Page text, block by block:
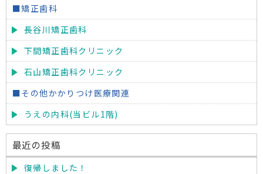
■矯正歯科
長谷川矯正歯科
下間矯正歯科クリニック
石山矯正歯科クリニック
■その他かかりつけ医療関連
うえの内科(当ビル1階)
最近の投稿
復帰しました！